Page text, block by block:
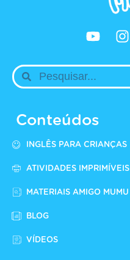
Conteúdos
INGLÊS PARA CRIANÇAS
ATIVIDADES IMPRIMÍVEIS
MATERIAIS AMIGO MUMU
BLOG
VÍDEOS